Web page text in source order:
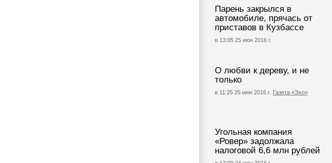
Парень закрылся в
автомобиле, прячась от
приставов в Кузбассе
в 13:05 25 июн 2016 г.
О любви к дереву, и не
только
в 11:25 25 июн 2016 г. Газета «Эхо»
Угольная компания
«Ровер» задолжала
налоговой 6,6 млн рублей